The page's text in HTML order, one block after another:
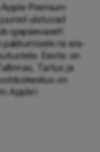
Premium
ulatuvad
igapäevaselt
nii era-
Eestis on
Tartus ja
on
Apple’i